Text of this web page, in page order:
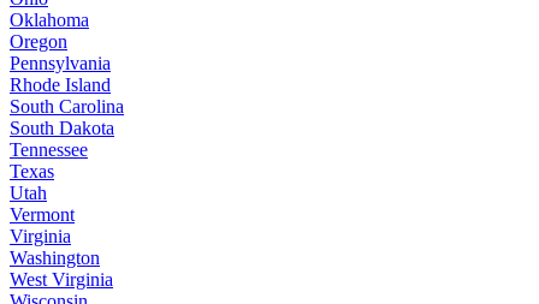
Oklahoma
Oregon
Pennsylvania
Rhode Island
South Carolina
South Dakota
Tennessee
Texas
Utah
Vermont
Virginia
Washington
West Virginia